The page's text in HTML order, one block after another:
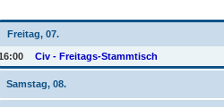
Freitag, 07.
Civ - Freitags-Stammtisch
Samstag, 08.